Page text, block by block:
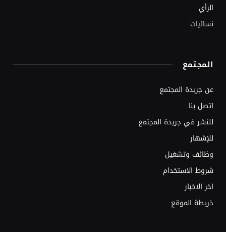
الرأي
نسائيات
المجتمع
عن جريدة المجتمع
اتصل بنا
للنشر في جريدة المجتمع
للإشهار
وظائف وتشغيل
شروط الاستخدام
اخر الاخبار
خريطة الموقع